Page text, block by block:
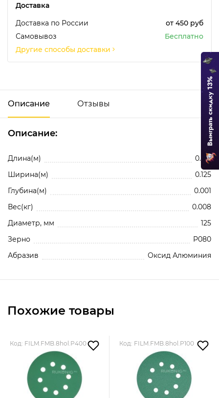
Доставка
Доставка по России
от 450 руб
Самовывоз
Бесплатно
Другие способы доставки
Описание Отзывы
Описание:
Длина(м)
0.125
Ширина(м)
0.125
Глубина(м)
0.001
Вес(кг)
0.008
Диаметр, мм
125
Зерно
P080
Абразив
Оксид Алюминия
Отзывы о Шлифовальный круг SUNPLUS FILM для
и дерева 125мм P080 FILM.FMB.8hol.P080
Будьте первым!
Добавить отзыв
Нажимая кнопку, вы соглашаетесь с
персональных данных
Добавить отзыв
Похожие товары
Код: FILM.FMB.8hol.P400 Код: FILM.FMB.8hol.P100